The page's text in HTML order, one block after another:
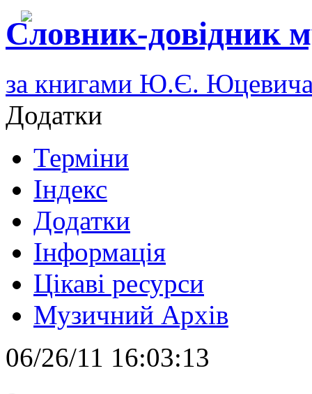
Словник-довідник
за книгами Ю.Є.
Додатки
Терміни
Індекс
Додатки
Інформація
Цікаві ресурси
Музичний Архів
06/26/11 16:03:13